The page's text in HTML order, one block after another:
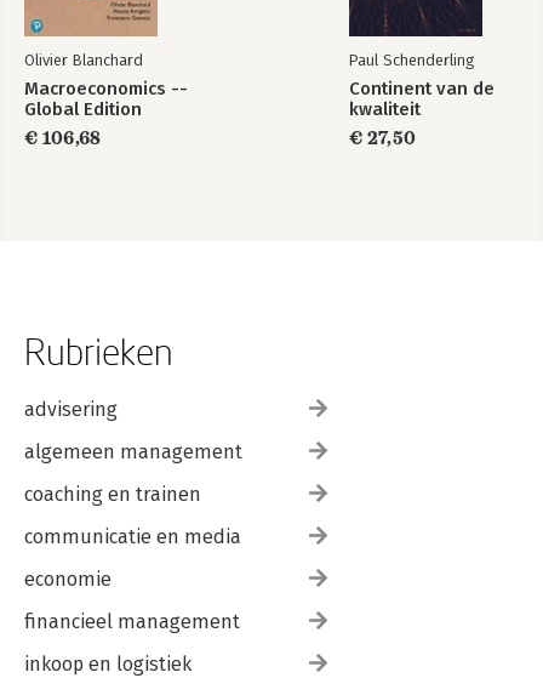
Olivier Blanchard
Macroeconomics --
Global Edition
€ 106,68
Paul Schenderling
Continent van de
kwaliteit
€ 27,50
Rubrieken
advisering
algemeen management
coaching en trainen
communicatie en media
economie
financieel management
inkoop en logistiek